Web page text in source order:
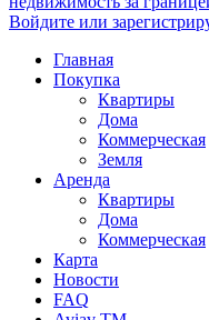
Войдите или
Главная
Покупка
Квартиры
Дома
Коммерческая
Земля
Аренда
Квартиры
Дома
Коммерческая
Карта
Новости
FAQ